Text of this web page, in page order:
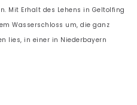
Mit Erhalt des Lehens in Geltolfing
Wasserschloss um, die ganz
lies, in einer in Niederbayern